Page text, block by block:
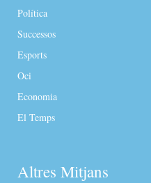
Política
Successos
Esports
Oci
Economia
El Temps
Altres Mitjans